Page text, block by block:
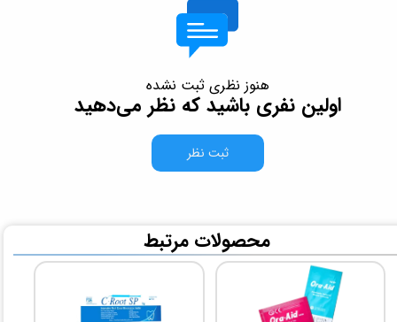
هنوز نظری ثبت نشده
اولین نفری باشید که نظر می‌دهید
ثبت نظر
​محصولات مرتبط